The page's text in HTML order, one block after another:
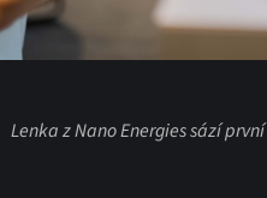
Lenka z Nano Energies sází